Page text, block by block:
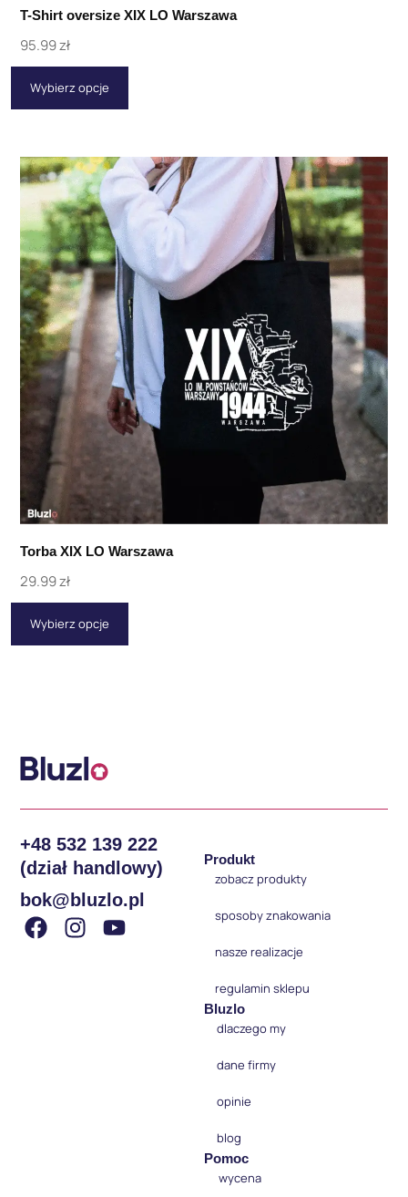
T-Shirt oversize XIX LO Warszawa
95.99zł
Wybierz opcje
Torba XIX LO Warszawa
29.99zł
Wybierz opcje
+48 532 139 222
(dział handlowy)
bok@bluzlo.pl
Produkt
zobacz produkty
sposoby znakowania
nasze realizacje
regulamin sklepu
Bluzlo
dlaczego my
dane firmy
opinie
blog
Pomoc
wycena